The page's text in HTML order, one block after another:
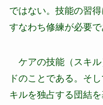
ではない。技能の習
すなわち修練が必要で
ケアの技能（スキル
ドのことである。そ
キルを独占する団結